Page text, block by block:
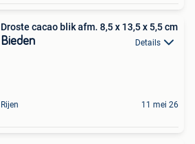
Droste cacao blik afm. 8,5 x 13,5 x 5,5 cm
Bieden Details
Rijen 11 mei 26